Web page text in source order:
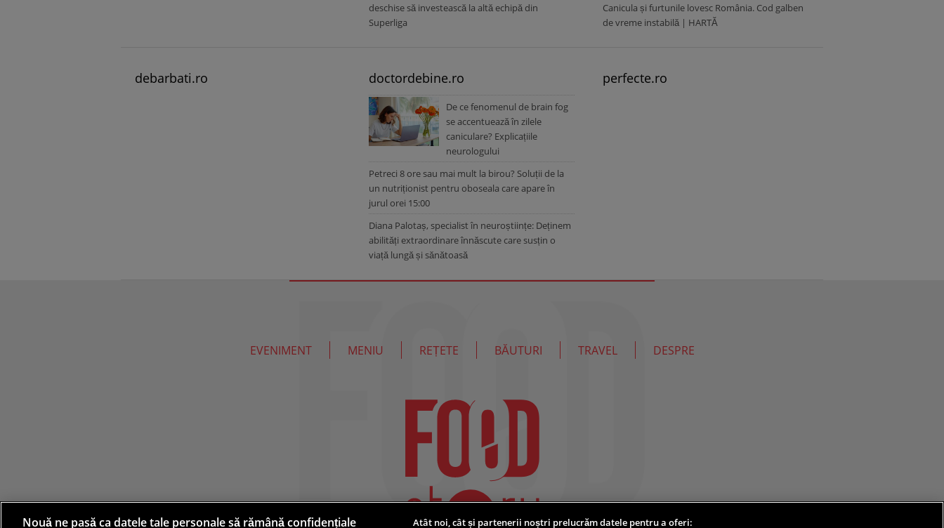
deschise să investească la altă echipă din
Superliga
Canicula și furtunile lovesc România. Cod galben
de vreme instabilă | HARTĂ
debarbati.ro doctordebine.ro
De ce fenomenul de brain fog
se accentuează în zilele
caniculare? Explicațiile
neurologului
Petreci 8 ore sau mai mult la birou? Soluții de la
un nutriționist pentru oboseala care apare în
jurul orei 15:00
Diana Palotaș, specialist în neuroștiințe: Deținem
abilități extraordinare înnăscute care susțin o
viață lungă și sănătoasă
perfecte.ro
EVENIMENT MENIU REȚETE BĂUTURI TRAVEL DESPRE
Nouă ne pasă ca datele tale personale să rămână confidențiale Atât noi, cât și partenerii noștri prelucrăm datele pentru a oferi: